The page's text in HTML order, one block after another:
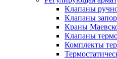
Клапаны
Клапаны
Краны
Клапаны
Комплекты